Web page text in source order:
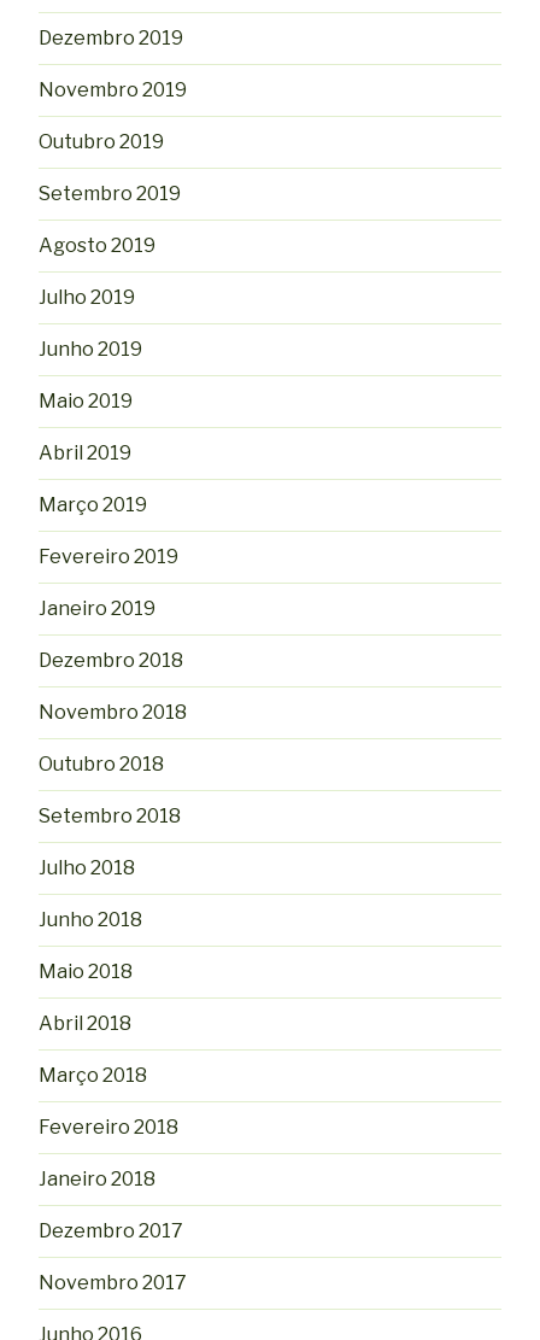
Dezembro 2019
Novembro 2019
Outubro 2019
Setembro 2019
Agosto 2019
Julho 2019
Junho 2019
Maio 2019
Abril 2019
Março 2019
Fevereiro 2019
Janeiro 2019
Dezembro 2018
Novembro 2018
Outubro 2018
Setembro 2018
Julho 2018
Junho 2018
Maio 2018
Abril 2018
Março 2018
Fevereiro 2018
Janeiro 2018
Dezembro 2017
Novembro 2017
Junho 2016